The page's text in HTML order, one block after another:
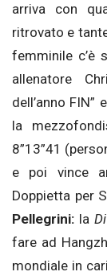
arriva con
ritrovato e
femminile c’è
allenatore
dell’anno
la
8”13”41
e poi vince
Doppietta per
Pellegrini: la
fare ad
mondiale in